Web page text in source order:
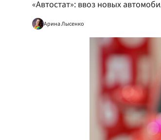
«Автостат»: ввоз новых
Арина Лысенко